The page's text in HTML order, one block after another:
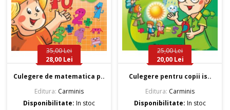
35,00 Lei
28,00 Lei
Culegere de matematica p..
Editura: Carminis
Disponibilitate:In stoc
25,00 Lei
20,00 Lei
Culegere pentru copii is..
Editura: Carminis
Disponibilitate:In stoc